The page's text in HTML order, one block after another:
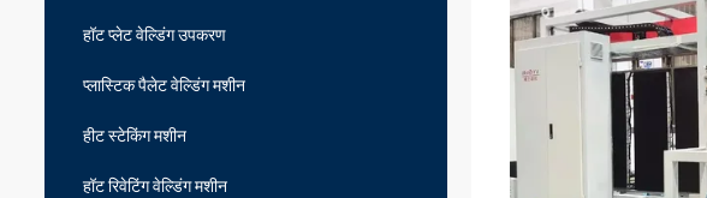
हॉट प्लेट वेल्डिंग उपकरण
प्लास्टिक पैलेट वेल्डिंग मशीन
हीट स्टेकिंग मशीन
हॉट रिवेटिंग वेल्डिंग मशीन